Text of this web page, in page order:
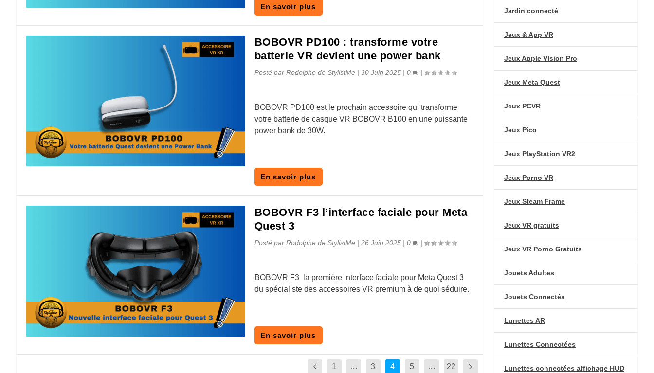
En savoir plus
BOBOVR PD100 : transforme votre
batterie VR devient une power bank
Posté par Rodolphe de StylistMe| 30 Juin 2025| 0 |
BOBOVR PD100 est le prochain accessoire qui transforme
votre batterie de casque VR BOBOVR B100 en une puissante
power bank de 30W.
En savoir plus
BOBOVR F3 l’interface faciale pour Meta
Quest 3
Posté par Rodolphe de StylistMe| 26 Juin 2025| 0 |
BOBOVR F3 la première interface faciale pour Meta Quest 3
du spécialiste des accessoires VR premium à de quoi séduire.
En savoir plus
1 … 3 4 5 … 22
Jardin connecté
Jeux & App VR
Jeux Apple VIsion Pro
Jeux Meta Quest
Jeux PCVR
Jeux Pico
Jeux PlayStation VR2
Jeux Porno VR
Jeux Steam Frame
Jeux VR gratuits
Jeux VR Porno Gratuits
Jouets Adultes
Jouets Connectés
Lunettes AR
Lunettes Connectées
Lunettes connectées affichage HUD